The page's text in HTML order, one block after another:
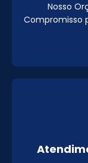
Nosso
Compromisso